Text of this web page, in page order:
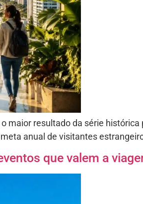
maior resultado da série histórica
anual de visitantes
que valem a